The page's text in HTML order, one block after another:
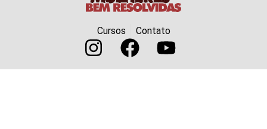
Cursos Contato